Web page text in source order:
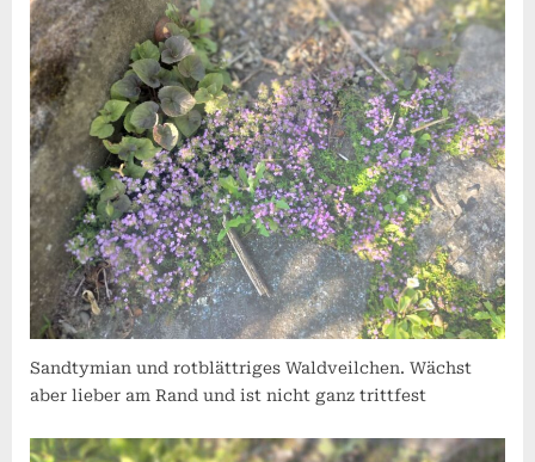
Sandtymian und rotblättriges Waldveilchen. Wächst
aber lieber am Rand und ist nicht ganz trittfest